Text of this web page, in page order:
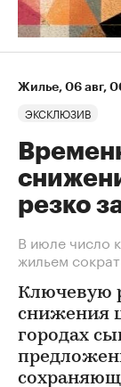
Жилье⁠, 06 авг,
ЭКСКЛЮЗИВ
резко
В июле число
жильем
Ключевую
снижения
городах